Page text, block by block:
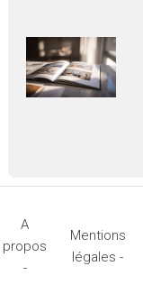
A
propos
-
Mentions
légales -